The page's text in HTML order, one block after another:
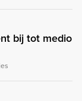
bij tot medio